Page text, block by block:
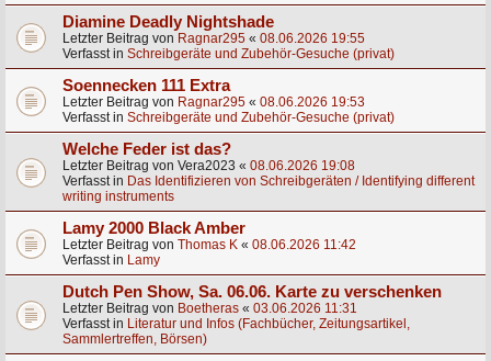
Diamine Deadly Nightshade
Letzter Beitrag von Ragnar295 « 08.06.2026 19:55
Verfasst in Schreibgeräte und Zubehör-Gesuche (privat)
Soennecken 111 Extra
Letzter Beitrag von Ragnar295 « 08.06.2026 19:53
Verfasst in Schreibgeräte und Zubehör-Gesuche (privat)
Welche Feder ist das?
Letzter Beitrag von Vera2023 « 08.06.2026 19:08
Verfasst in Das Identifizieren von Schreibgeräten / Identifying different
writing instruments
Lamy 2000 Black Amber
Letzter Beitrag von Thomas K « 08.06.2026 11:42
Verfasst in Lamy
Dutch Pen Show, Sa. 06.06. Karte zu verschenken
Letzter Beitrag von Boetheras « 03.06.2026 11:31
Verfasst in Literatur und Infos (Fachbücher, Zeitungsartikel,
Sammlertreffen, Börsen)